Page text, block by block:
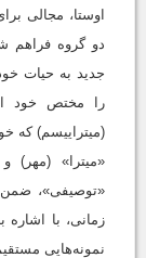
اوستا، مجالی
دو گروه فراهم
جدید به حیات
را مختص خود
(میتراییسم) که
«میترا» (مهر)
«توصیفی»،
زمانی، با
نمونه‌هایی